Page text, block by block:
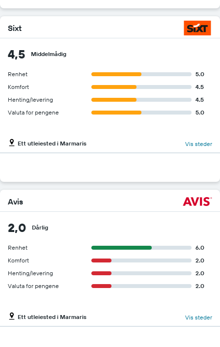
Sixt
4,5 Middelmådig
Renhet
5.0
Komfort
4.5
Henting/levering
4.5
Valuta for pengene
5.0
Ett utleiested i Marmaris Vis steder
Avis
2,0 Dårlig
Renhet
6.0
Komfort
2.0
Henting/levering
2.0
Valuta for pengene
2.0
Ett utleiested i Marmaris Vis steder